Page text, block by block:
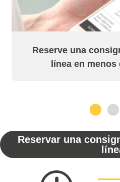
Reserve una
línea en
Reservar una